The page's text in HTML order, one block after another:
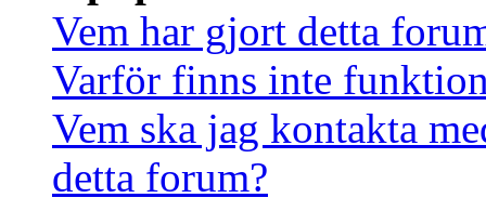
Vem har gjort detta
Varför finns inte
Vem ska jag kontakta
detta forum?